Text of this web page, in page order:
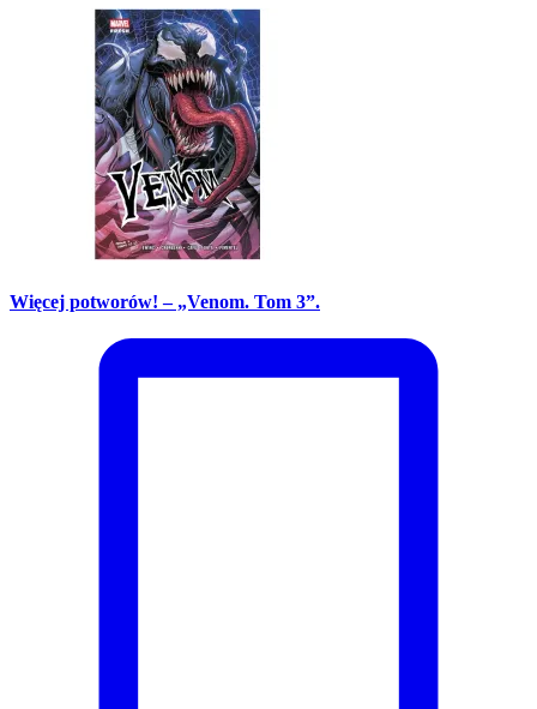
Więcej potworów! – „Venom. Tom 3”.